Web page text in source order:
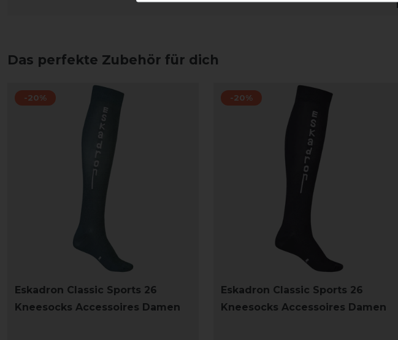
Das perfekte Zubehör für dich
-20%
Eskadron Classic Sports 26
Kneesocks Accessoires Damen
-20%
Eskadron Classic Sports 26
Kneesocks Accessoires Damen